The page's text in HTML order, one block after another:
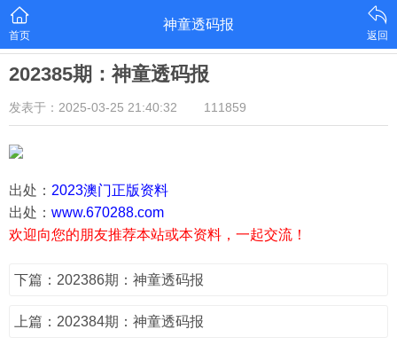
首页
神童透码报
返回
202385期：神童透码报
发表于：2025-03-25 21:40:32 111859
出处： 2023澳门正版资料
出处： www.670288.com
欢迎向您的朋友推荐本站或本资料，一起交流！
下篇：202386期：神童透码报
上篇：202384期：神童透码报